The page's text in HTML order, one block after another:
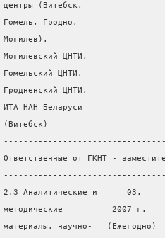
центры (Витебск,
Гомель, Гродно,
Могилев).
Могилевский ЦНТИ,
Гомельский ЦНТИ,
Гродненский ЦНТИ,
ИТА НАН Беларуси
(Витебск)
Ответственные от ГКНТ -
2.3 Аналитические и
методические          2007 г.
материалы, научно-